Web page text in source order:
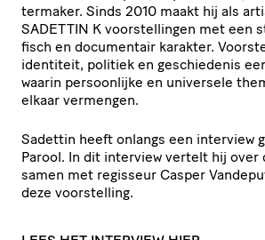
ter­maker. Sinds 2010 maakt hij als
SADETTIN K voor­stel­lingen met een
fisch en documentair karakter.
identiteit, politiek en geschie­denis
waarin persoon­lijke en universele
elkaar vermengen.
Sadettin heeft onlangs een interview
Parool. In dit interview vertelt hij over
samen met regisseur Casper
deze voorstelling.